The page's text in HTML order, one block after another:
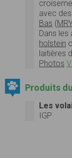
avec
Bas (
Dans les
holstein
laitières
Photos
Produits
Les
IGP